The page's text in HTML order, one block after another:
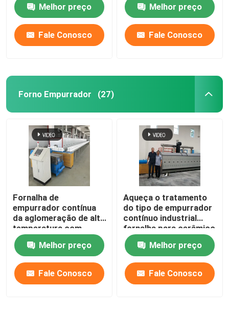
Casa
Produtos
Sobre nós
Excursão da fábrica
materiais da bateria de
lítio que aglomeram
Melhor preço
Fale Conosco
cerâmicosMelhor preço
Fale Conosco
Forno Empurrador (27)
Fornalha de
empurrador contínua
da aglomeração de alta
temperatura com
carboneto de silicone
Ros para as peças
estruturais da zircônia
da alumina
Melhor preço
Fale Conosco
Aqueça o tratamento
do tipo de empurrador
contínuo industrial
fornalha para cerâmico
Melhor preço
Fale Conosco